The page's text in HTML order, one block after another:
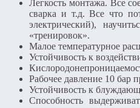
Легкость монтажа. Все
сварка и т.д. Все что
электрический),
«тренировок».
Малое температурное
Устойчивость к
Рабочее давление 10 бар
Устойчивость к
Способность